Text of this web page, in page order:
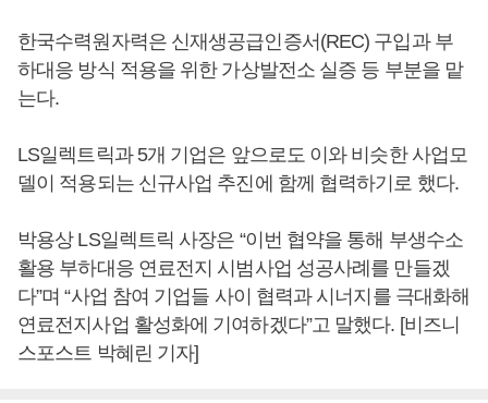
한국수력원자력은 신재생공급인증서(REC) 구입과 부
하대응 방식 적용을 위한 가상발전소 실증 등 부분을 맡
는다.
LS일렉트릭과 5개 기업은 앞으로도 이와 비슷한 사업모
델이 적용되는 신규사업 추진에 함께 협력하기로 했다.
박용상 LS일렉트릭 사장은 “이번 협약을 통해 부생수소
활용 부하대응 연료전지 시범사업 성공사례를 만들겠
다”며 “사업 참여 기업들 사이 협력과 시너지를 극대화해
연료전지사업 활성화에 기여하겠다”고 말했다. [비즈니
스포스트 박혜린 기자]